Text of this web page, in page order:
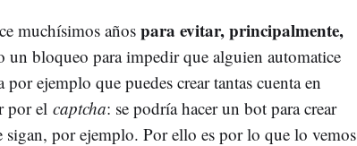
muchísimos años para evitar, principalmente,
un bloqueo para impedir que alguien automatice
ejemplo que puedes crear tantas cuenta en
por el captcha: se podría hacer un bot para crear
sigan, por ejemplo. Por ello es por lo que lo vemos